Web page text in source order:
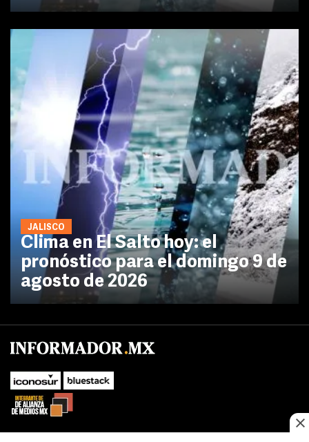
JALISCO
Clima en El Salto hoy: el
pronóstico para el domingo 9 de
agosto de 2026